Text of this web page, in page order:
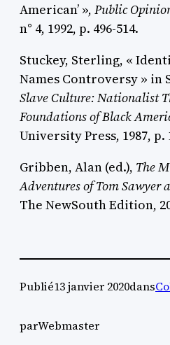
American’ », Public
n° 4, 1992, p. 496-514.
Stuckey, Sterling, «
Names Controversy » in
Slave Culture: Nationalist
Foundations of Black
University Press, 1987, p.
Gribben, Alan (ed.), The
Adventures of Tom Sawyer
The NewSouth Edition,
Publié13 janvier 2020dans
parWebmaster